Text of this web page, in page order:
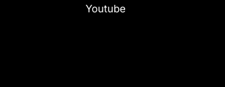
Youtube